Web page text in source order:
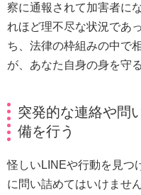
察に通報されて加害者に
れほど理不尽な状況であ
ち、法律の枠組みの中で
が、あなた自身の身を守
突発的な連絡や問
備を行う
怪しいLINEや行動を見つ
に問い詰めてはいけませ